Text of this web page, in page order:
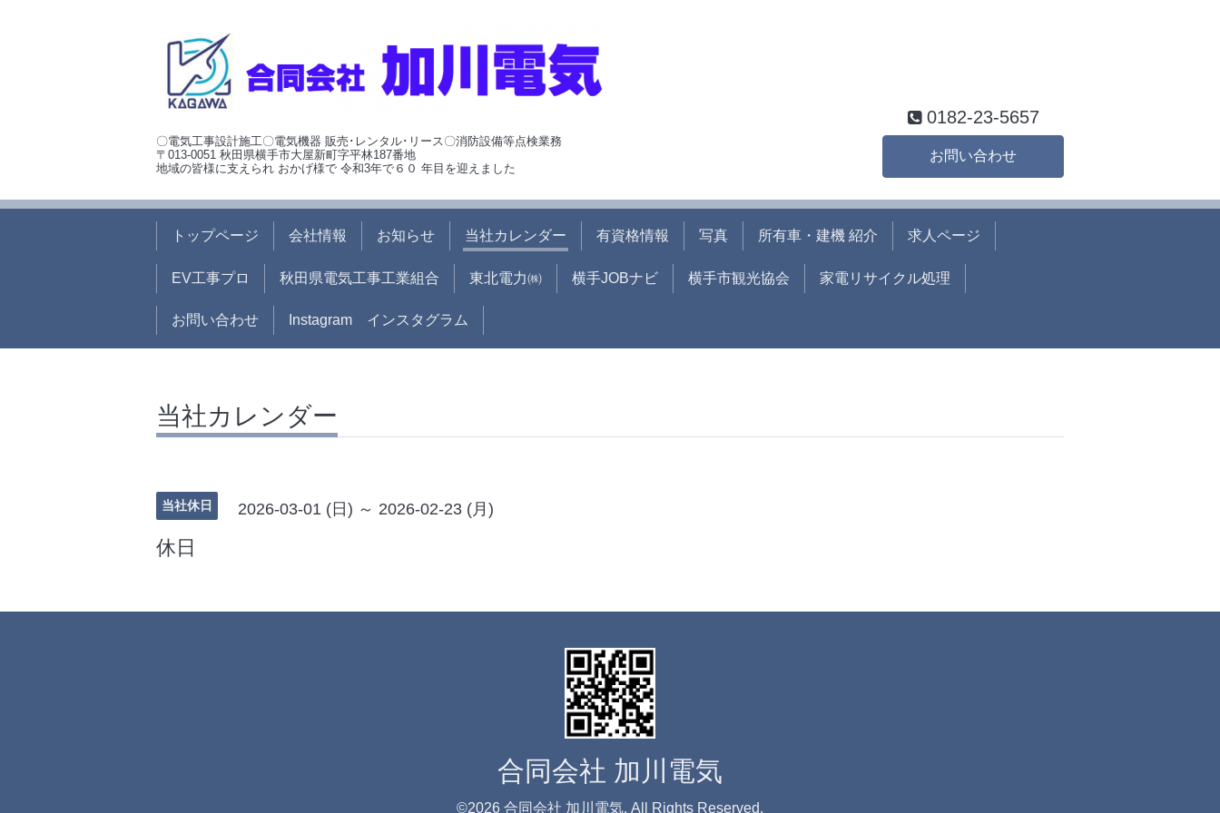
〇電気工事設計施工〇電気機器 販売･レンタル･リース〇消防設備等点検業務
〒013-0051 秋田県横手市大屋新町字平林187番地
地域の皆様に支えられ おかげ様で 令和3年で６０ 年目を迎えました
0182-23-5657
お問い合わせ
トップページ 会社情報 お知らせ 当社カレンダー 有資格情報 写真 所有車・建機 紹介 求人ページ
EV工事プロ 秋田県電気工事工業組合 東北電力㈱ 横手JOBナビ 横手市観光協会 家電リサイクル処理
お問い合わせ Instagram インスタグラム
当社カレンダー
当社休日 2026-03-01 (日) ～ 2026-02-23 (月)
休日
合同会社 加川電気
©2026 合同会社 加川電気. All Rights Reserved.